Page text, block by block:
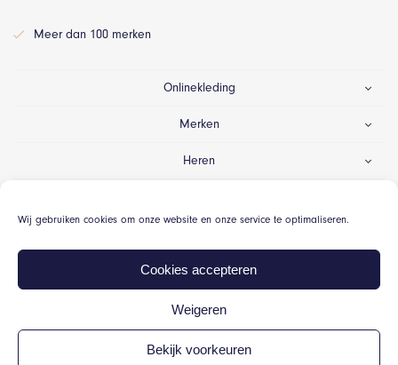
Wij gebruiken cookies om onze website en onze service te optimaliseren.
Cookies accepteren
Weigeren
Bekijk voorkeuren
Meer dan 100 merken
Onlinekleding
Merken
Heren
Algemene voorwaarden
Cookiebeleid